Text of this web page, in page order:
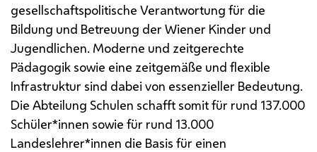
gesellschaftspolitische Verantwortung für die
Bildung und Betreuung der Wiener Kinder und
Jugendlichen. Moderne und zeitgerechte
Pädagogik sowie eine zeitgemäße und flexible
Infrastruktur sind dabei von essenzieller Bedeutung.
Die Abteilung Schulen schafft somit für rund 137.000
Schüler*innen sowie für rund 13.000
Landeslehrer*innen die Basis für einen